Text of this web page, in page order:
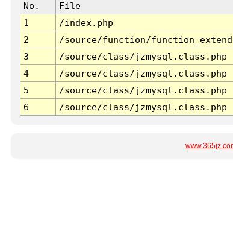
No. File
1
/index.php
2
/source/function/
3
/source/class/jzmysql.class.php
4
/source/class/jzmysql.class.php
5
/source/class/jzmysql.class.php
6
/source/class/jzmysql.class.php